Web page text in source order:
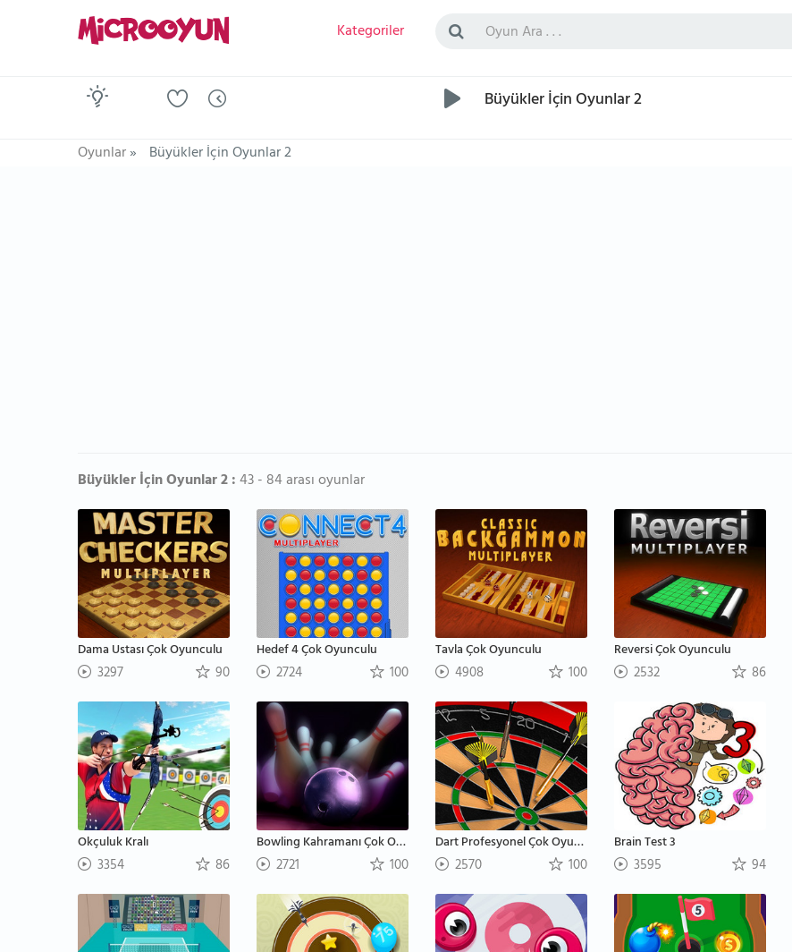
Kategoriler
Büyükler İçin Oyunlar 2
Oyunlar» Büyükler İçin Oyunlar 2
Büyükler İçin Oyunlar 2 :43 - 84 arası oyunlar
Dama Ustası Çok Oyunculu
3297 90
Hedef 4 Çok Oyunculu
2724 100
Tavla Çok Oyunculu
4908 100
Reversi Çok Oyunculu
2532 86
Okçuluk Kralı
3354 86
Bowling Kahramanı Çok Oyunculu
2721 100
Dart Profesyonel Çok Oyunculu
2570 100
Brain Test 3
3595 94